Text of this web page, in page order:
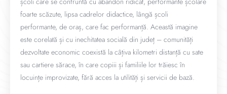
foarte scăzute, lipsa cadrelor didactice, lângă școli
performante, de oraș, care fac performanță. Această imagine
este corelată și cu inechitatea socială din județ – comunități
dezvoltate economic coexistă la câțiva kilometri distanță cu sate
sau cartiere sărace, în care copiii și familiile lor trăiesc în
locuințe improvizate, fără acces la utilități și servicii de bază.